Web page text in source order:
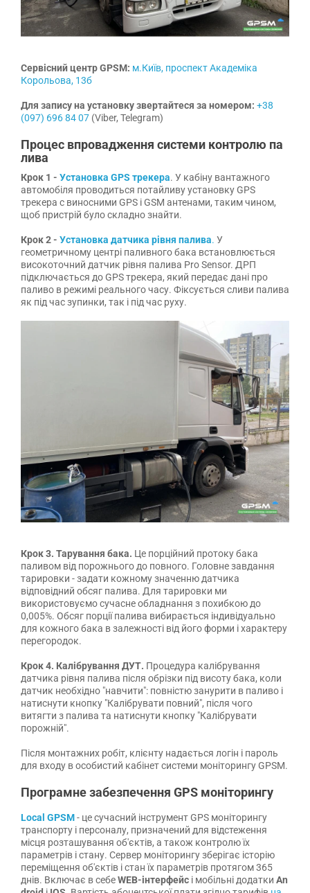
Сервісний центр GPSM: м.Київ, проспект Академіка
Корольова, 13б
Для запису на установку звертайтеся за номером: +38
(097) 696 84 07 (Viber, Telegram)
Процес впровадження системи контролю па
лива
Крок 1 - Установка GPS трекера. У кабіну вантажного
автомобіля проводиться потайливу установку GPS
трекера c виносними GPS і GSM антенами, таким чином,
щоб пристрій було складно знайти.
Крок 2 - Установка датчика рівня палива. У
геометричному центрі паливного бака встановлюється
високоточний датчик рівня палива Pro Sensor. ДРП
підключається до GPS трекера, який передає дані про
паливо в режимі реального часу. Фіксується сливи палива
як під час зупинки, так і під час руху.
Крок 3. Тарування бака. Це порційний протоку бака
паливом від порожнього до повного. Головне завдання
тарировки - задати кожному значенню датчика
відповідний обсяг палива. Для тарировки ми
використовуємо сучасне обладнання з похибкою до
0,005%. Обсяг порції палива вибирається індивідуально
для кожного бака в залежності від його форми і характеру
перегородок.
Крок 4. Калібрування ДУТ. Процедура калібрування
датчика рівня палива після обрізки під висоту бака, коли
датчик необхідно "навчити": повністю занурити в паливо і
натиснути кнопку "Калібрувати повний", після чого
витягти з палива та натиснути кнопку "Калібрувати
порожній".
Після монтажних робіт, клієнту надається логін і пароль
для входу в особистий кабінет системи моніторингу GPSM.
Програмне забезпечення GPS моніторингу
Local GPSM- це сучасний інструмент GPS моніторингу
транспорту і персоналу, призначений для відстеження
місця розташування об'єктів, а також контролю їх
параметрів і стану. Сервер моніторингу зберігає історію
переміщення об'єктів і стан їх параметрів протягом 365
днів. Включає в себеWEB-інтерфейс і мобільні додатки An